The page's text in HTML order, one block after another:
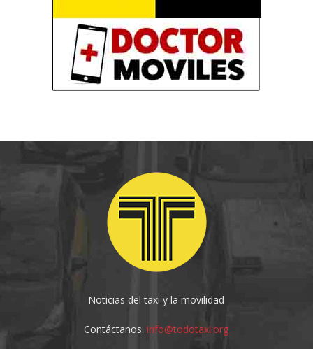
Noticias del taxi y la movilidad
Contáctanos:info@todotaxi.org